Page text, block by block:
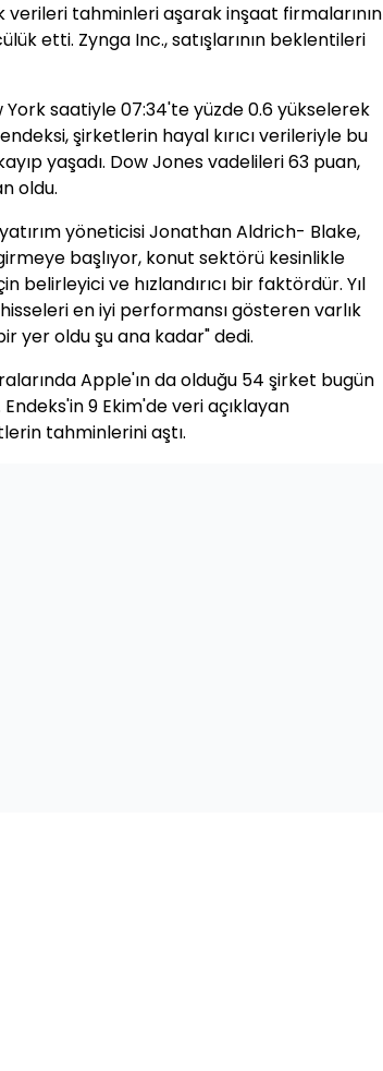
verileri tahminleri aşarak inşaat firmalarının
etti. Zynga Inc., satışlarının beklentileri
York saatiyle 07:34'te yüzde 0.6 yükselerek
şirketlerin hayal kırıcı verileriyle bu
yaşadı. Dow Jones vadelileri 63 puan,
oldu.
yöneticisi Jonathan Aldrich- Blake,
başlıyor, konut sektörü kesinlikle
belirleyici ve hızlandırıcı bir faktördür. Yıl
en iyi performansı gösteren varlık
yer oldu şu ana kadar" dedi.
Apple'ın da olduğu 54 şirket bugün
9 Ekim'de veri açıklayan
tahminlerini aştı.